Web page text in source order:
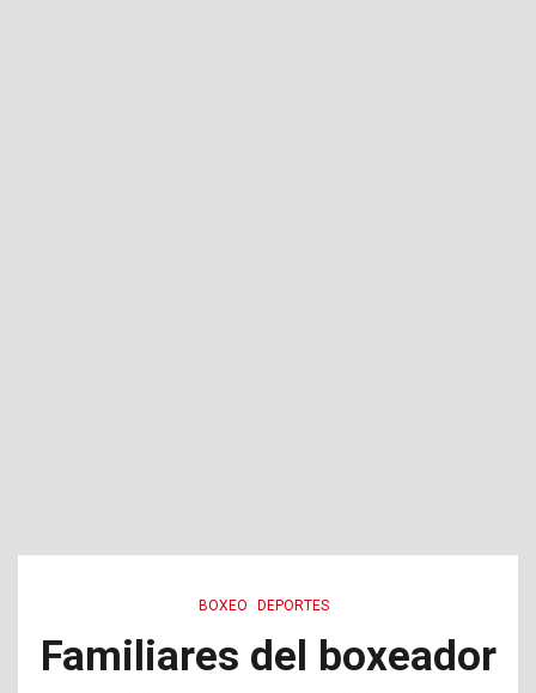
BOXEO DEPORTES
Familiares del boxeador